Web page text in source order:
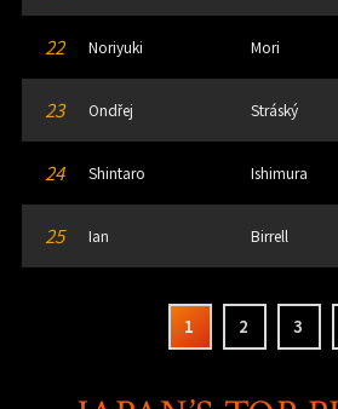
22 Noriyuki Mori
23 Ondřej Stráský
24 Shintaro Ishimura
25 Ian Birrell
1 2 3